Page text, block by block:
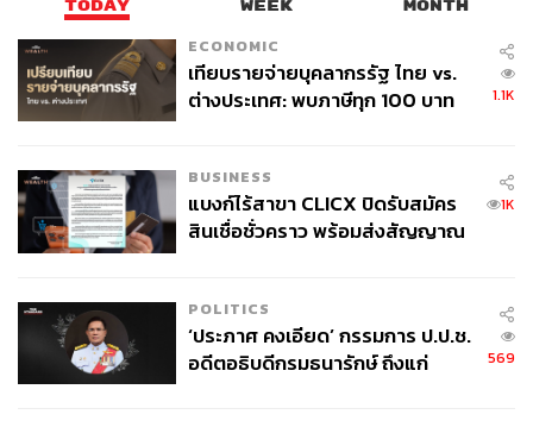
TAGS: การแก้ไขรัฐธรรมนูญ
สมาชิกสภาร่างรัฐธรรมนูญ (สสร.)
การทำประชามติ
สำนักงานคณะกรรมการการเลือกตั้ง (กกต.)
iLaw
TODAY WEEK MONTH
ECONOMIC
เทียบรายจ่ายบุคลากรรัฐ ไทย vs.
ต่างประเทศ: พบภาษีทุก 100 บาท
1.1K
BUSINESS
แบงก์ไร้สาขา CLICX ปิดรับสมัคร
สินเชื่อชั่วคราว พร้อมส่งสัญญาณ
1K
POLITICS
‘ประภาศ คงเอียด’ กรรมการ ป.ป.ช.
อดีตอธิบดีกรมธนารักษ์ ถึงแก่
569